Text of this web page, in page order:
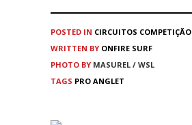
POSTED IN CIRCUITOS COMPETIÇÃO
WRITTEN BY ONFIRE SURF
PHOTO BY MASUREL / WSL
TAGS PRO ANGLET